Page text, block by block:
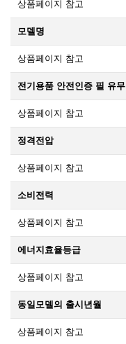
상품페이지 참고
모델명
상품페이지 참고
전기용품 안전인증 필 유무
상품페이지 참고
정격전압
상품페이지 참고
소비전력
상품페이지 참고
에너지효율등급
상품페이지 참고
동일모델의 출시년월
상품페이지 참고